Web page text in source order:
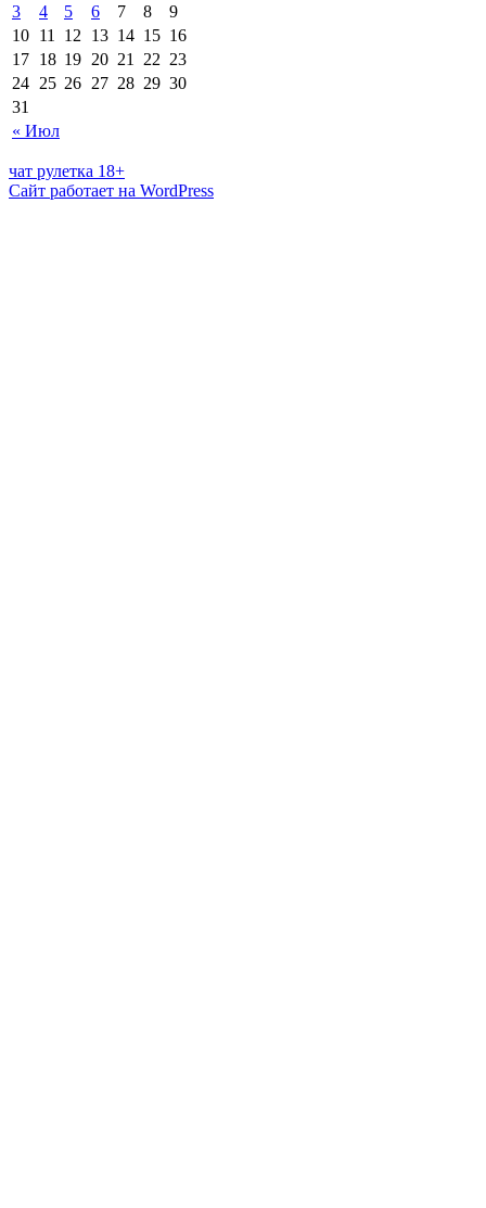
« Июл
3
4 5 6 7 8
9
10 11 12 13 14 15 16
17 18 19 20 21 22 23
24 25 26 27 28 29 30
31
чат рулетка 18+
Сайт работает на WordPress